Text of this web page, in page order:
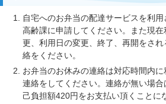
自宅へのお弁当の配達サービスを利
高齢課に申請してください。また現
更、利用日の変更、終了、再開をさ
絡をください。
お弁当のお休みの連絡は対応時間内
連絡をしてください。連絡が無い場
己負担額420円をお支払い頂くことに